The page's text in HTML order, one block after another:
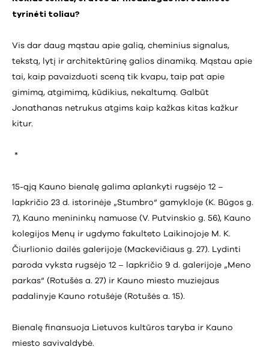
tyrinėti toliau?
Vis dar daug mąstau apie galią, cheminius signalus,
tekstą, lytį ir architektūrinę galios dinamiką. Mąstau apie
tai, kaip pavaizduoti sceną tik kvapu, taip pat apie
gimimą, atgimimą, kūdikius, nekaltumą. Galbūt
Jonathanas netrukus atgims kaip kažkas kitas kažkur
kitur.
*
15-ąją Kauno bienalę galima aplankyti rugsėjo 12 –
lapkričio 23 d. istorinėje „Stumbro“ gamykloje (K. Būgos g.
7), Kauno menininkų namuose (V. Putvinskio g. 56), Kauno
kolegijos Menų ir ugdymo fakulteto Laikinojoje M. K.
Čiurlionio dailės galerijoje (Mackevičiaus g. 27). Lydinti
paroda vyksta rugsėjo 12 – lapkričio 9 d. galerijoje „Meno
parkas“ (Rotušės a. 27) ir Kauno miesto muziejaus
padalinyje Kauno rotušėje (Rotušės a. 15).
Bienalę finansuoja Lietuvos kultūros taryba ir Kauno
miesto savivaldybė.